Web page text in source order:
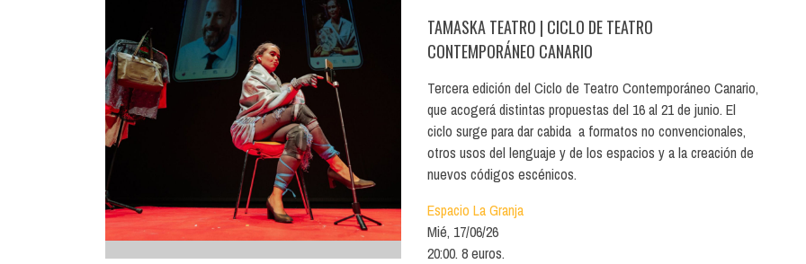
Hoy
Plan Finde
Norte
Santa Cruz | La Laguna
Cultura
Gastro
Infantil
ESCÉNICAS
CULTURA
GASTRONOMÍA
INFANTIL
ESPACIOS CULTURALES
LOCALES CON ACTUACIONES
COMERCIO
FORMATIVO
TENERIFE PHE FESTIVAL 2026
XXVII VERANO DE CUENTO
TAMASKA TEATRO | CICLO DE TEATRO
CONTEMPORÁNEO CANARIO
Tercera edición del Ciclo de Teatro Contemporáneo Canario,
que acogerá distintas propuestas del 16 al 21 de junio. El
ciclo surge para dar cabida a formatos no convencionales,
otros usos del lenguaje y de los espacios y a la creación de
nuevos códigos escénicos.
Espacio La Granja
Mié, 17/06/26
20:00. 8 euros.